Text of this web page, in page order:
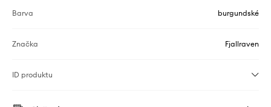
Barva burgundské
Značka Fjallraven
ID produktu